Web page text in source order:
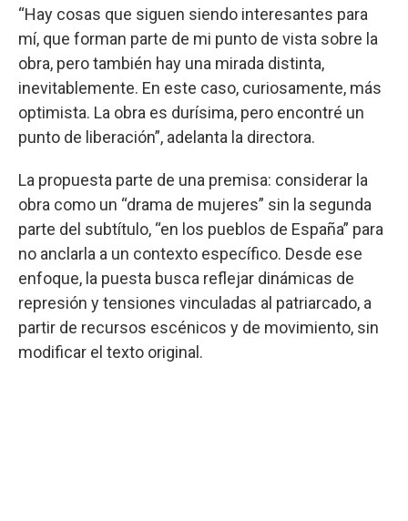
“Hay cosas que siguen siendo interesantes para
mí, que forman parte de mi punto de vista sobre la
obra, pero también hay una mirada distinta,
inevitablemente. En este caso, curiosamente, más
optimista. La obra es durísima, pero encontré un
punto de liberación”, adelanta la directora.
La propuesta parte de una premisa: considerar la
obra como un “drama de mujeres” sin la segunda
parte del subtítulo, “en los pueblos de España” para
no anclarla a un contexto específico. Desde ese
enfoque, la puesta busca reflejar dinámicas de
represión y tensiones vinculadas al patriarcado, a
partir de recursos escénicos y de movimiento, sin
modificar el texto original.